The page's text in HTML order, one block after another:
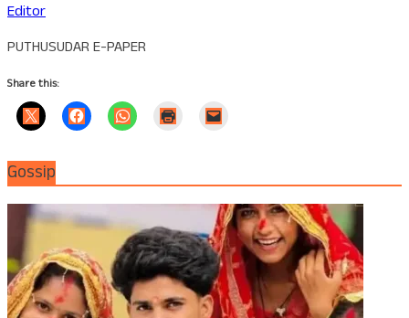
Editor
PUTHUSUDAR E-PAPER
Share this:
Gossip